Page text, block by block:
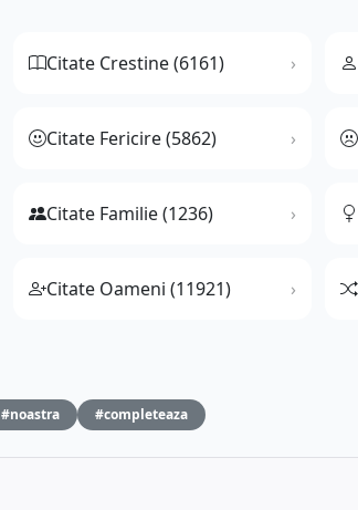
Citate Crestine (6161)
Citate Fericire (5862)
Citate Familie (1236)
Citate Oameni (11921)
#noastra #completeaza